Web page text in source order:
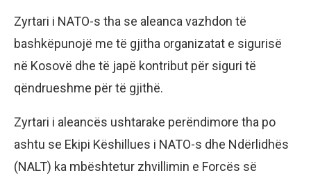
Zyrtari i NATO-s tha se aleanca vazhdon të
bashkëpunojë me të gjitha organizatat e sigurisë
në Kosovë dhe të japë kontribut për siguri të
qëndrueshme për të gjithë.
Zyrtari i aleancës ushtarake perëndimore tha po
ashtu se Ekipi Këshillues i NATO-s dhe Ndërlidhës
(NALT) ka mbështetur zhvillimin e Forcës së